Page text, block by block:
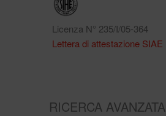
Licenza N° 235/I/05-364
Lettera di attestazione SIAE
RICERCA AVANZATA